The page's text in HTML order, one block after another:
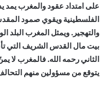
على امتداد عقود والمغرب يمد
الفلسطينية ويقوي صمود
والتهجير. ويمثل المغرب البلد
بيت مال القدس الشريف التي
الثاني رحمه الله. فالمغرب لا
يتوقع من مسؤولين منهم